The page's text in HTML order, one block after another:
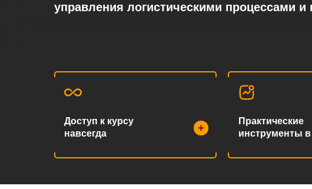
управления логистическими процессами и
Практические
инструменты в
Доступ к курсу
навсегда